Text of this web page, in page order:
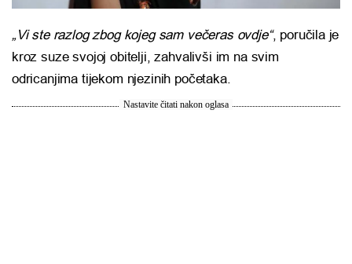
„Vi ste razlog zbog kojeg sam večeras ovdje“, poručila je
kroz suze svojoj obitelji, zahvalivši im na svim
odricanjima tijekom njezinih početaka.
Nastavite čitati nakon oglasa